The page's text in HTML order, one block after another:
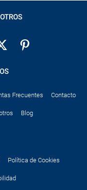
Frecuentes Contacto
Blog
Política de Cookies